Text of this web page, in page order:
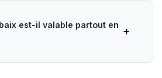
est-il valable partout en